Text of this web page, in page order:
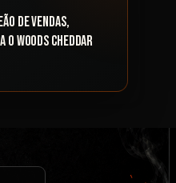
de vendas,
o Woods Cheddar